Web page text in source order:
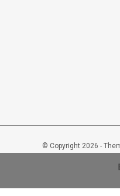
© Copyright 2026 -
Lockout-tagout-shop 9/